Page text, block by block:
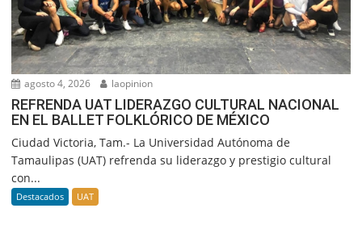
agosto 4, 2026 laopinion
REFRENDA UAT LIDERAZGO CULTURAL NACIONAL
EN EL BALLET FOLKLÓRICO DE MÉXICO
Ciudad Victoria, Tam.- La Universidad Autónoma de
Tamaulipas (UAT) refrenda su liderazgo y prestigio cultural
con...
Destacados UAT